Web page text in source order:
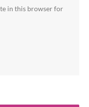
in this browser for